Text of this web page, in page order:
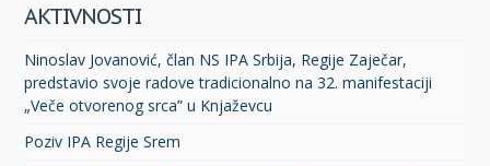
AKTIVNOSTI
Ninoslav Jovanović, član NS IPA Srbija, Regije Zaječar,
predstavio svoje radove tradicionalno na 32. manifestaciji
„Veče otvorenog srca” u Knjaževcu
Poziv IPA Regije Srem